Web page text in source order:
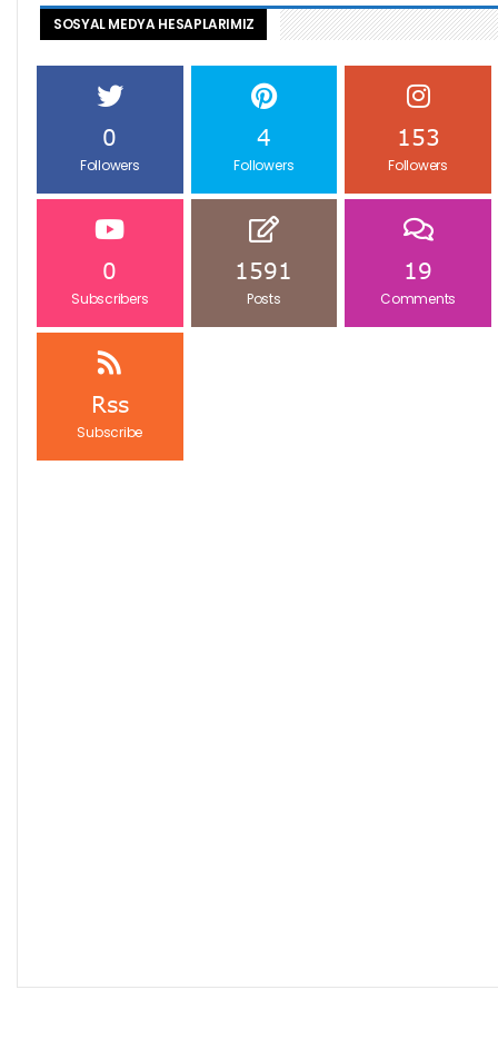
SOSYAL MEDYA HESAPLARIMIZ
0
Followers
4
Followers
153
Followers
0
Subscribers
1591
Posts
19
Comments
Rss
Subscribe